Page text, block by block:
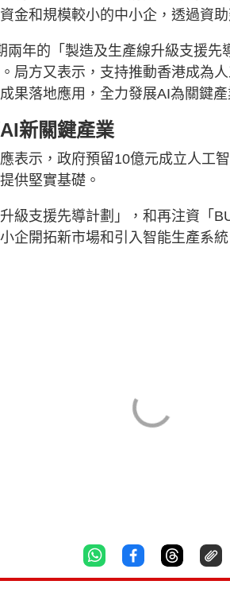
金和規模較小的中小企，透過資
兩年的「製造及生產線升級支援先
局方又表示，支持推動香港成為
果落地應用，全力發展AI為關鍵
新關鍵產業
表示，政府預留10億元成立人工
供堅實基礎。
級支援先導計劃」，和再注資「
企開拓新市場和引入智能生產系